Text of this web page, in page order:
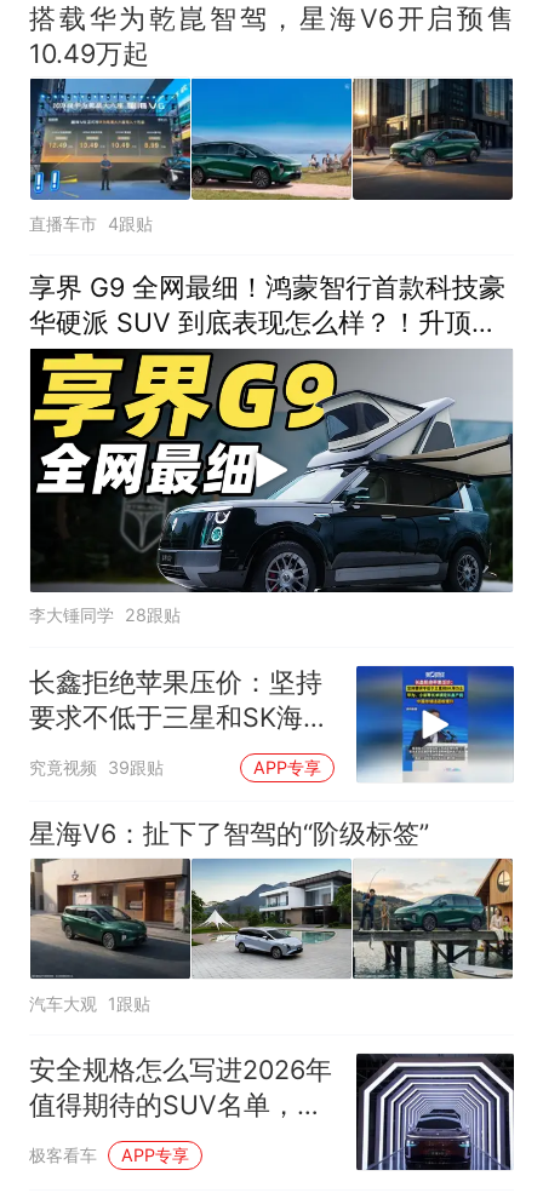
搭载华为乾崑智驾，星海V6开启预售
10.49万起
直播车市 4跟贴
享界 G9 全网最细！鸿蒙智行首款科技豪
华硬派 SUV 到底表现怎么样？！升顶帐
篷体验如何？！
李大锤同学 28跟贴
长鑫拒绝苹果压价：坚持
要求不低于三星和SK海力
士，华为、小米等长单锁
定产能
究竟视频 39跟贴 APP专享
星海V6：扯下了智驾的“阶级标签”
汽车大观 1跟贴
安全规格怎么写进2026年
值得期待的SUV名单，奕
境X9可读哪些
极客看车 APP专享